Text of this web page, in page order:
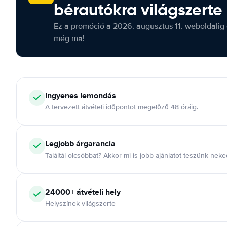
bérautókra világszerte
Ez a promóció a 2026. augusztus 11.
még ma!
Ingyenes lemondás
A tervezett átvételi időpontot megelőző 48 óráig.
Legjobb árgarancia
Találtál olcsóbbat? Akkor mi is jobb ajánlatot teszünk
24000+ átvételi hely
Helyszínek világszerte